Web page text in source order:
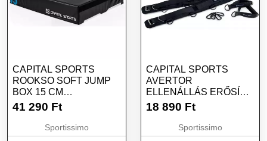
CAPITAL SPORTS
ROOKSO SOFT JUMP
BOX 15 CM
PLIOMETRIKUS
MÉRET
41 290 Ft
Sportissimo
CAPITAL SPORTS
AVERTOR
ELLENÁLLÁS ERŐSÍTŐ
SZETT, FEKETE,
18 890 Ft
Sportissimo